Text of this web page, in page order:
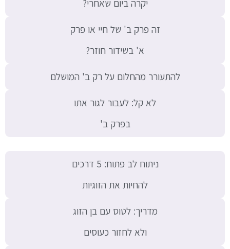
יקרה ביום שאחרי?
זה פרק ב' של חיי או פרק
א' בשידור חוזר?
להתעורר מהחלום על רק ב' המושלם
לא קל: לעבור לגור אתו
בפרק ב'
ניתוח לב פתוח: 5 דרכים
להחיות את הזוגיות
מדריך: לטוס עם בן הזוג
ולא לחזור כעוסים